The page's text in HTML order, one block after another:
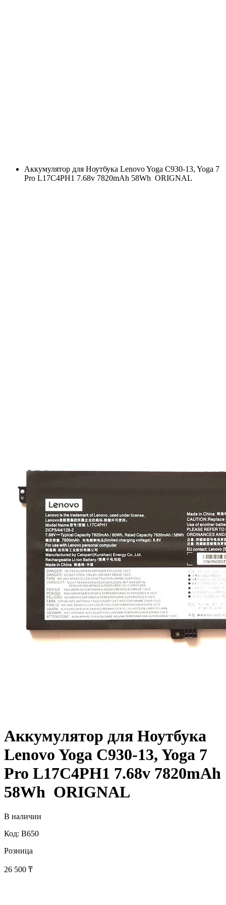
Аккумулятор для Ноутбука Lenovo Yoga C930-13, Yoga 7
Pro L17C4PH1 7.68v 7820mAh 58Wh ORIGNAL
Аккумулятор для Ноутбука
Lenovo Yoga C930-13, Yoga 7
Pro L17C4PH1 7.68v 7820mAh
58Wh ORIGNAL
В наличии
Код: B650
Розница
26 500 ₸